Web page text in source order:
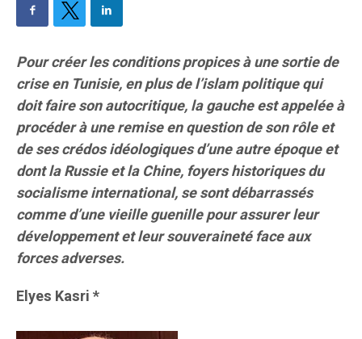
Pour créer les conditions propices à une sortie de
crise en Tunisie, en plus de l’islam politique qui
doit faire son autocritique, la gauche est appelée à
procéder à une remise en question de son rôle et
de ses crédos idéologiques d’une autre époque et
dont la Russie et la Chine, foyers historiques du
socialisme international, se sont débarrassés
comme d’une vieille guenille pour assurer leur
développement et leur souveraineté face aux
forces adverses.
Elyes Kasri *